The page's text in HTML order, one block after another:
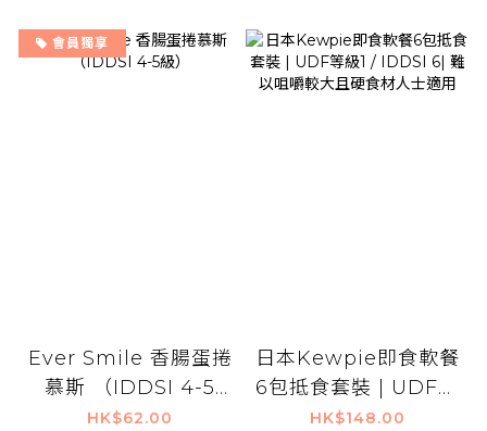
會員獨享
Ever Smile 香腸蛋捲
慕斯 （IDDSI 4-5
級）
HK$62.00
日本Kewpie即食軟餐
6包抵食套裝 | UDF等
級1 / IDDSI 6| 難以咀
HK$148.00